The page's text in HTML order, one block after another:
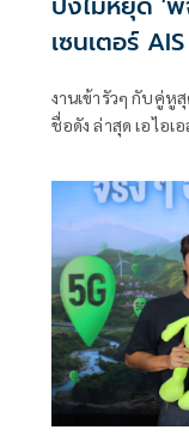
เซนเตอร์
งานเข้ารัวๆ กับคู่
ชื่อดัง ล่าสุด เอไอเ
ครอบครัว AIS ร่ว
"จริงๆ อุ่นใจ ทั่วไท